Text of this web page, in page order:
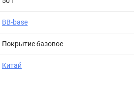
BB-base
Покрытие базовое
Китай